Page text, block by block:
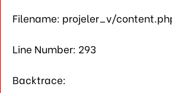
Filename: projeler_v/
Line Number: 293
Backtrace: